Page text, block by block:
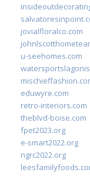
jovialfloralco.com
u-seehomes.com
eduwyre.com
retro-interiors.com
theblvd-boise.com
fpet2023.org
e-smart2022.org
ngrc2022.org